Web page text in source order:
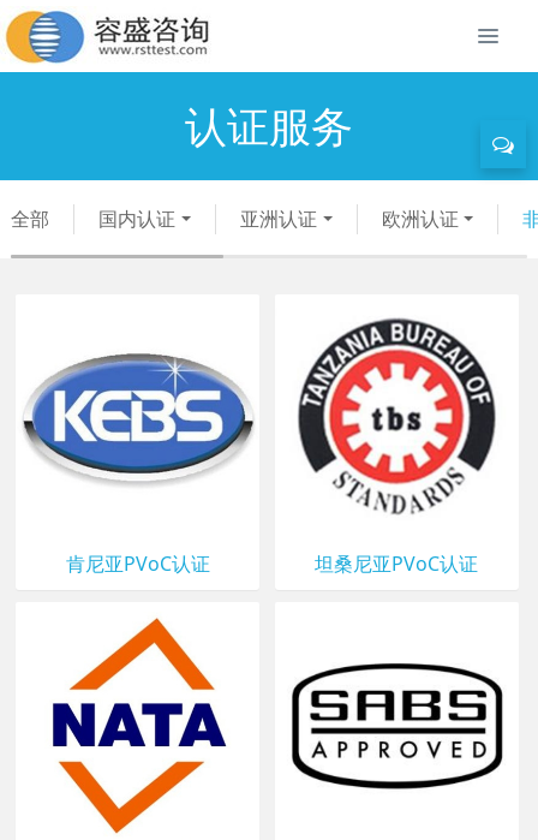
认证服务
全部 国内认证 亚洲认证 欧洲认证
肯尼亚PVoC认证 坦桑尼亚PVoC认证